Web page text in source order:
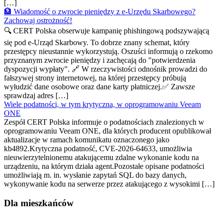
[…]
🏦 Wiadomość o zwrocie pieniędzy z e-Urzędu Skarbowego?
Zachowaj ostrożność!
🔍 CERT Polska obserwuje kampanię phishingową podszywającą
się pod e-Urząd Skarbowy. To dobrze znany schemat, który
przestępcy nieustannie wykorzystują. Oszuści informują o rzekomo
przyznanym zwrocie pieniędzy i zachęcają do "potwierdzenia
dyspozycji wypłaty". 🔗 W rzeczywistości odnośnik prowadzi do
fałszywej strony internetowej, na której przestępcy próbują
wyłudzić dane osobowe oraz dane karty płatniczej.✅ Zawsze
sprawdzaj adres […]
Wiele podatności, w tym krytyczna, w oprogramowaniu Veeam
ONE
Zespół CERT Polska informuje o podatnościach znalezionych w
oprogramowaniu Veeam ONE, dla których producent opublikował
aktualizacje w ramach komunikatu oznaczonego jako
kb4892.Krytyczna podatność, CVE-2026-64633, umożliwia
nieuwierzytelnionemu atakującemu zdalne wykonanie kodu na
urządzeniu, na którym działa agent.Pozostałe opisane podatności
umożliwiają m. in. wysłanie zapytań SQL do bazy danych,
wykonywanie kodu na serwerze przez atakującego z wysokimi […]
Dla mieszkańców